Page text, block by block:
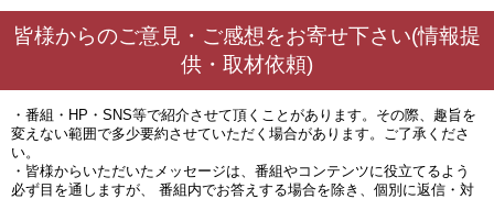
皆様からのご意見・ご感想をお寄せ下さい(情報提
供・取材依頼)
・番組・HP・SNS等で紹介させて頂くことがあります。その際、趣旨を
変えない範囲で多少要約させていただく場合があります。ご了承くださ
い。
・皆様からいただいたメッセージは、番組やコンテンツに役立てるよう
必ず目を通しますが、 番組内でお答えする場合を除き、個別に返信・対